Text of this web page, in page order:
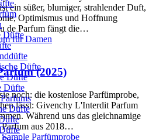
Düfte
Düfte
Düfte
Düfte
Düfte
ein süßer, blumiger, strahlender Duft,
Optimismus und Hoffnung
de Parfum fängt die…
(2025)
noch: die kostenlose Parfümprobe,
lässt: Givenchy L'Interdit Parfum
Während uns das gleichnamige
aus 2018…